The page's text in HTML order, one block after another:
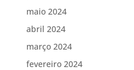
maio 2024
abril 2024
março 2024
fevereiro 2024